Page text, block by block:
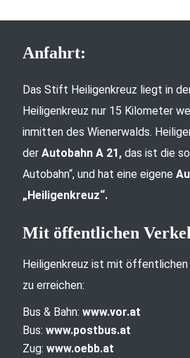
Anfahrt:
Das Stift Heiligenkreuz liegt in
Heiligenkreuz nur 15 Kilometer
inmitten des Wienerwalds.
der Autobahn A 21, das ist die
Autobahn“, und hat eine eigene
„Heiligenkreuz“.
Mit öffentlichen
Heiligenkreuz ist mit
zu erreichen:
Bus & Bahn: www.vor.at
Bus: www.postbus.at
Zug: www.oebb.at